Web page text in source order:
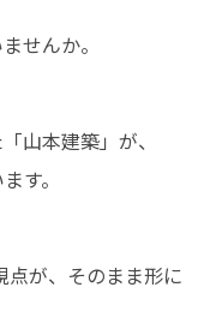
せんか。
山本建築」が、
す。
点が、そのまま形に